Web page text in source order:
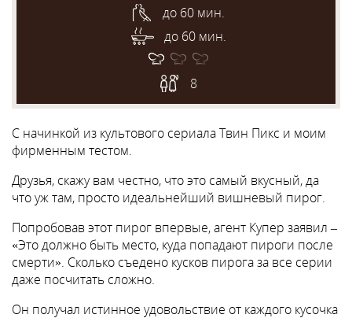
до 60 мин.
до 60 мин.
8
С начинкой из культового сериала Твин Пикс и моим
фирменным тестом.
Друзья, скажу вам честно, что это самый вкусный, да
что уж там, просто идеальнейший вишневый пирог.
Попробовав этот пирог впервые, агент Купер заявил –
«Это должно быть место, куда попадают пироги после
смерти». Сколько съедено кусков пирога за все серии
даже посчитать сложно.
Он получал истинное удовольствие от каждого кусочка